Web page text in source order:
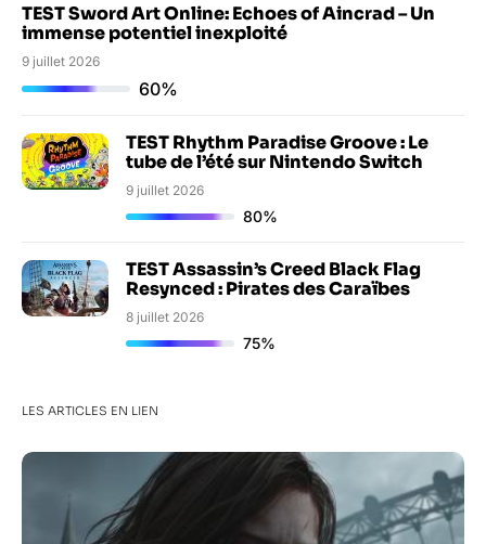
TEST Sword Art Online: Echoes of Aincrad – Un
immense potentiel inexploité
9 juillet 2026
60%
TEST Rhythm Paradise Groove : Le
tube de l’été sur Nintendo Switch
9 juillet 2026
80%
TEST Assassin’s Creed Black Flag
Resynced : Pirates des Caraïbes
8 juillet 2026
75%
LES ARTICLES EN LIEN